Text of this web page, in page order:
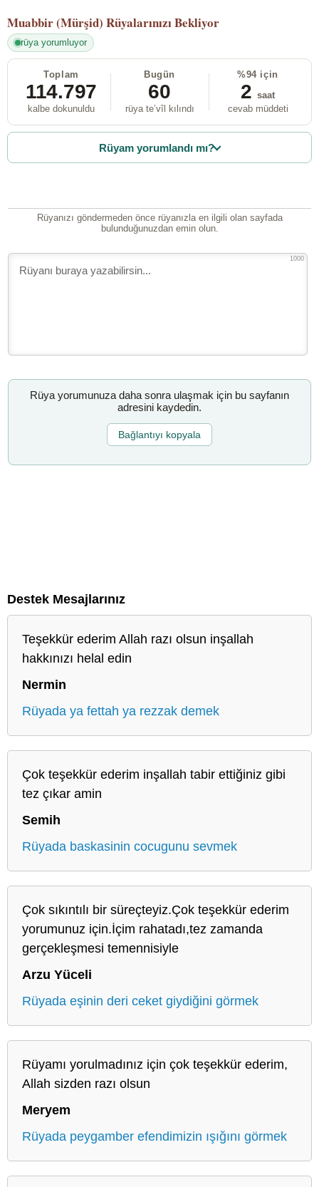
Muabbir (Mürşid) Rüyalarınızı Bekliyor
rüya yorumluyor
Toplam
114.797
kalbe dokunuldu
Bugün
60
rüya te’vîl kılındı
%94 için
2 saat
cevab müddeti
Rüyam yorumlandı mı?
Rüyanızı göndermeden önce rüyanızla en ilgili olan sayfada
bulunduğunuzdan emin olun.
1000
Rüya yorumunuza daha sonra ulaşmak için bu sayfanın
adresini kaydedin.
Bağlantıyı kopyala
Destek Mesajlarınız
Teşekkür ederim Allah razı olsun inşallah
hakkınızı helal edin
Nermin
Rüyada ya fettah ya rezzak demek
Çok teşekkür ederim inşallah tabir ettiğiniz gibi
tez çıkar amin
Semih
Rüyada baskasinin cocugunu sevmek
Çok sıkıntılı bir süreçteyiz.Çok teşekkür ederim
yorumunuz için.İçim rahatadı,tez zamanda
gerçekleşmesi temennisiyle
Arzu Yüceli
Rüyada eşinin deri ceket giydiğini görmek
Rüyamı yorulmadınız için çok teşekkür ederim,
Allah sizden razı olsun
Meryem
Rüyada peygamber efendimizin ışığını görmek